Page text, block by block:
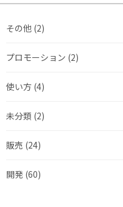
その他 (2)
プロモーション (2)
使い方 (4)
未分類 (2)
販売 (24)
開発 (60)